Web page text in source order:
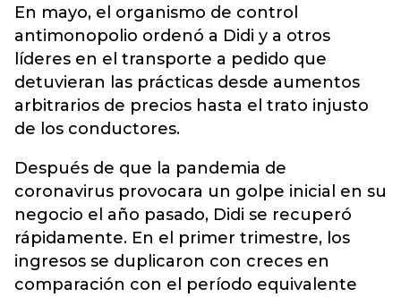
En mayo, el organismo de control
antimonopolio ordenó a Didi y a otros
líderes en el transporte a pedido que
detuvieran las prácticas desde aumentos
arbitrarios de precios hasta el trato injusto
de los conductores.
Después de que la pandemia de
coronavirus provocara un golpe inicial en su
negocio el año pasado, Didi se recuperó
rápidamente. En el primer trimestre, los
ingresos se duplicaron con creces en
comparación con el período equivalente